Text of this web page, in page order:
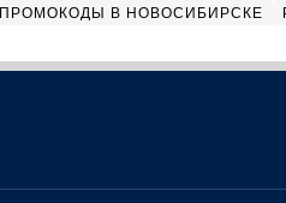
ПРОМОКОДЫ В НОВОСИБИРСКЕ